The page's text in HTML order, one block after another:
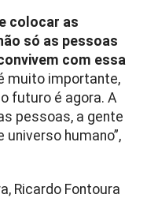
colocar as
só as pessoas
com essa
muito importante,
futuro é agora. A
pessoas, a gente
humano”,
Ricardo Fontoura